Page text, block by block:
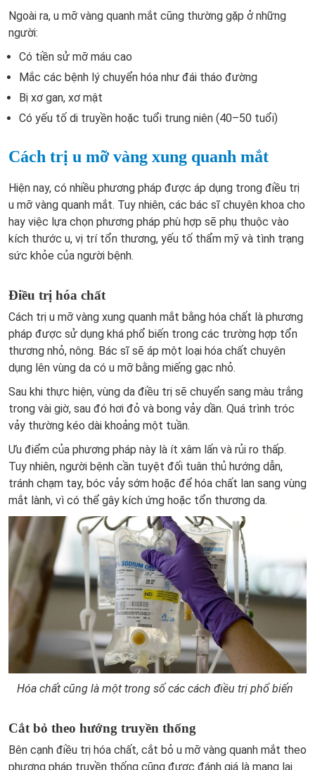
Ngoài ra, u mỡ vàng quanh mắt cũng thường gặp ở những
người:
Có tiền sử mỡ máu cao
Mắc các bệnh lý chuyển hóa như đái tháo đường
Bị xơ gan, xơ mật
Có yếu tố di truyền hoặc tuổi trung niên (40–50 tuổi)
Cách trị u mỡ vàng xung quanh mắt
Hiện nay, có nhiều phương pháp được áp dụng trong điều trị
u mỡ vàng quanh mắt. Tuy nhiên, các bác sĩ chuyên khoa cho
hay việc lựa chọn phương pháp phù hợp sẽ phụ thuộc vào
kích thước u, vị trí tổn thương, yếu tố thẩm mỹ và tình trạng
sức khỏe của người bệnh.
Điều trị hóa chất
Cách trị u mỡ vàng xung quanh mắt bằng hóa chất là phương
pháp được sử dụng khá phổ biến trong các trường hợp tổn
thương nhỏ, nông. Bác sĩ sẽ áp một loại hóa chất chuyên
dụng lên vùng da có u mỡ bằng miếng gạc nhỏ.
Sau khi thực hiện, vùng da điều trị sẽ chuyển sang màu trắng
trong vài giờ, sau đó hơi đỏ và bong vảy dần. Quá trình tróc
vảy thường kéo dài khoảng một tuần.
Ưu điểm của phương pháp này là ít xâm lấn và rủi ro thấp.
Tuy nhiên, người bệnh cần tuyệt đối tuân thủ hướng dẫn,
tránh chạm tay, bóc vảy sớm hoặc để hóa chất lan sang vùng
mắt lành, vì có thể gây kích ứng hoặc tổn thương da.
Hóa chất cũng là một trong số các cách điều trị phổ biến
Cắt bỏ theo hướng truyền thống
Bên cạnh điều trị hóa chất, cắt bỏ u mỡ vàng quanh mắt theo
phương pháp truyền thống cũng được đánh giá là mang lại